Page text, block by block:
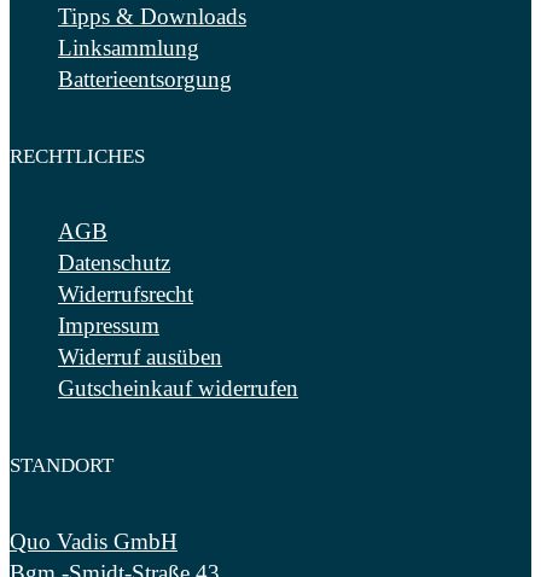
Tipps & Downloads
Linksammlung
Batterieentsorgung
RECHTLICHES
AGB
Datenschutz
Widerrufsrecht
Impressum
Widerruf ausüben
Gutscheinkauf widerrufen
STANDORT
Quo Vadis GmbH